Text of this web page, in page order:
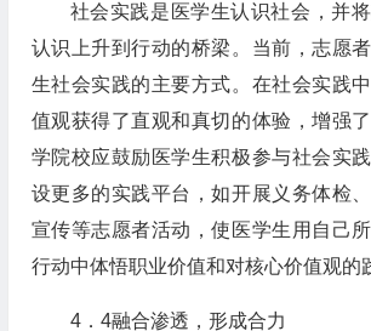
社会实践是医学生认识社会，并
认识上升到行动的桥梁。当前，志愿
生社会实践的主要方式。在社会实践
值观获得了直观和真切的体验，增强
学院校应鼓励医学生积极参与社会实
设更多的实践平台，如开展义务体检
宣传等志愿者活动，使医学生用自己
行动中体悟职业价值和对核心价值观的
4．4融合渗透，形成合力